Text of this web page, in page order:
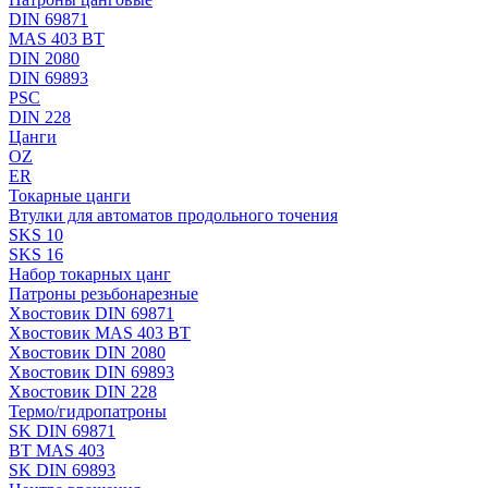
DIN 69871
MAS 403 BT
DIN 2080
DIN 69893
PSC
DIN 228
Цанги
OZ
ER
Токарные цанги
Втулки для автоматов продольного точения
SKS 10
SKS 16
Набор токарных цанг
Патроны резьбонарезные
Хвостовик DIN 69871
Хвостовик MAS 403 BT
Хвостовик DIN 2080
Хвостовик DIN 69893
Хвостовик DIN 228
Термо/гидропатроны
SK DIN 69871
BT MAS 403
SK DIN 69893